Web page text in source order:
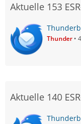
Aktuelle 153
Thunder
Aktuelle 140